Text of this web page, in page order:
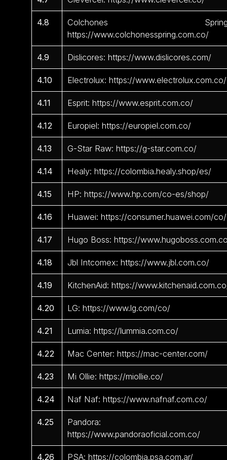
4.8
Colchones
https://www.colchonesspring.com.co/
4.9 Dislicores: https://www.dislicores.com/
4.10 Electrolux: https://www.electrolux.com.co/
4.11 Esprit: https://www.esprit.com.co/
4.12 Europiel: https://europiel.com.co/
4.13 G-Star Raw: https://g-star.com.co/
4.14 Healy: https://colombia.healy.shop/es/
4.15 HP: https://www.hp.com/co-es/shop/
4.16 Huawei: https://consumer.huawei.com/co/
4.17 Hugo Boss: https://
4.18 Jbl Intcomex: https://www.jbl.com.co/
4.19 KitchenAid: https://
4.20 LG: https://www.lg.com/co/
4.21 Lumia: https://lummia.com.co/
4.22 Mac Center: https://mac-center.com/
4.23 Mi Ollie: https://miollie.co/
4.24 Naf Naf: https://www.nafnaf.com.co/
4.25
Pandora:
https://www.pandoraoficial.com.co/
4.26 PSA: https://colombia.psa.com.ar/